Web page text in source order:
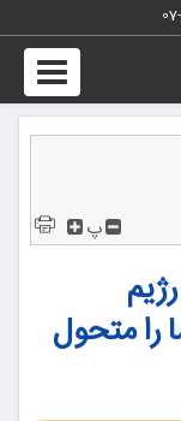
پ
را متحول